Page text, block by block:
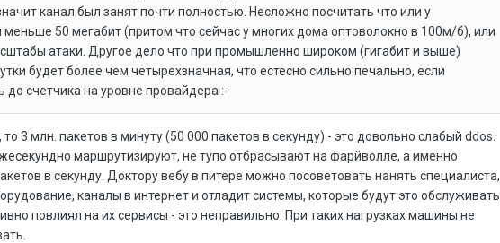
канал был занят почти полностью. Несложно посчитать что или у
50 мегабит (притом что сейчас у многих дома оптоволокно в 100м/б), или
атаки. Другое дело что при промышленно широком (гигабит и выше)
будет более чем четырехзначная, что естесно сильно печально, если
до счетчика на уровне провайдера :-
3 млн. пакетов в минуту (50 000 пакетов в секунду) - это довольно слабый ddos.
маршрутизируют, не тупо отбрасывают на фарйволле, а именно
в секунду. Доктору вебу в питере можно посоветовать нанять специалиста,
каналы в интернет и отладит системы, которые будут это обслуживать.
повлиял на их сервисы - это неправильно. При таких нагрузках машины не